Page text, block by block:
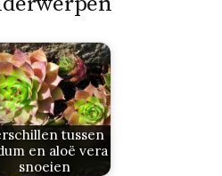
tussen
en aloë vera
snoeien